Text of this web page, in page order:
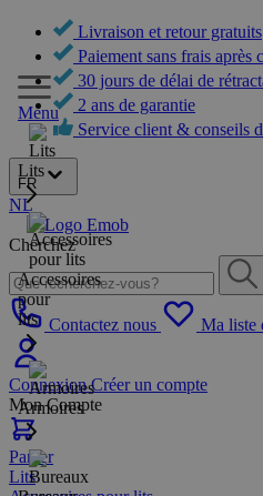
Livraison et retour gratuits
Paiement sans frais après
30 jours de délai de
2 ans de garantie
Service client & conseils
FR
NL
Cherchez
Contactez nous Ma liste
ConnexionCréer un compte
Mon Compte
Panier
Menu
Lits
Accessoires
pour
lits
Armoires
Lits